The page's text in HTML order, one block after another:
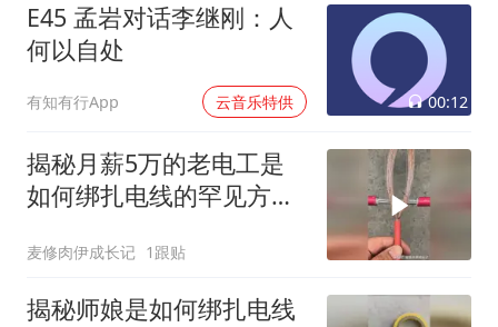
E45 孟岩对话李继刚：人
何以自处
有知有行App 云音乐特供 00:12
揭秘月薪5万的老电工是
如何绑扎电线的罕见方
麦修肉伊成长记 1跟贴
揭秘师娘是如何绑扎电线